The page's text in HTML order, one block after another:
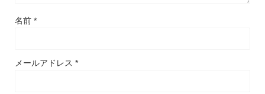
名前 *
メールアドレス *